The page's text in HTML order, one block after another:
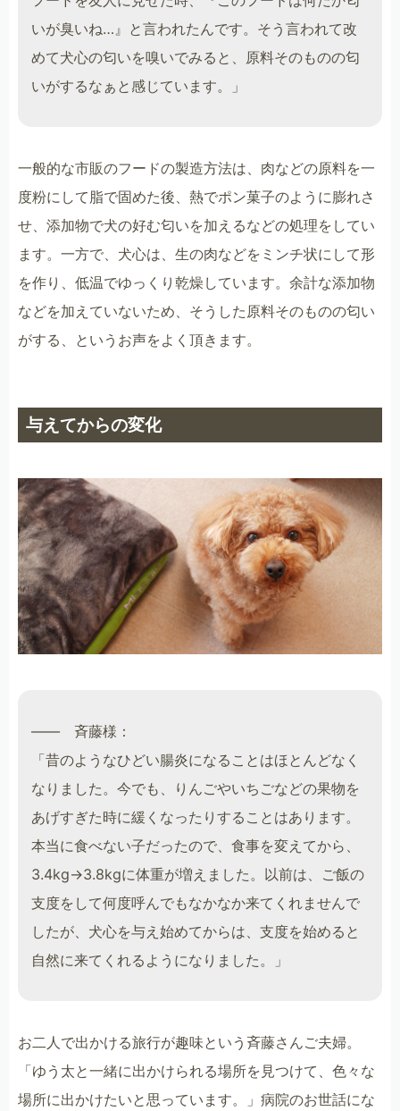
いが臭いね…』と言われたんです。そう言われて改
めて犬心の匂いを嗅いでみると、原料そのものの匂
いがするなぁと感じています。」
一般的な市販のフードの製造方法は、肉などの原料を一
度粉にして脂で固めた後、熱でポン菓子のように膨れさ
せ、添加物で犬の好む匂いを加えるなどの処理をしてい
ます。一方で、犬心は、生の肉などをミンチ状にして形
を作り、低温でゆっくり乾燥しています。余計な添加物
などを加えていないため、そうした原料そのものの匂い
がする、というお声をよく頂きます。
与えてからの変化
―― 斉藤様：
「昔のようなひどい腸炎になることはほとんどなく
なりました。今でも、りんごやいちごなどの果物を
あげすぎた時に緩くなったりすることはあります。
本当に食べない子だったので、食事を変えてから、
3.4kg→3.8kgに体重が増えました。以前は、ご飯の
支度をして何度呼んでもなかなか来てくれませんで
したが、犬心を与え始めてからは、支度を始めると
自然に来てくれるようになりました。」
お二人で出かける旅行が趣味という斉藤さんご夫婦。
「ゆう太と一緒に出かけられる場所を見つけて、色々な
場所に出かけたいと思っています。」病院のお世話にな